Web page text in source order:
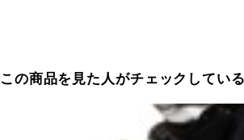
この商品を見た人がチェックしてい